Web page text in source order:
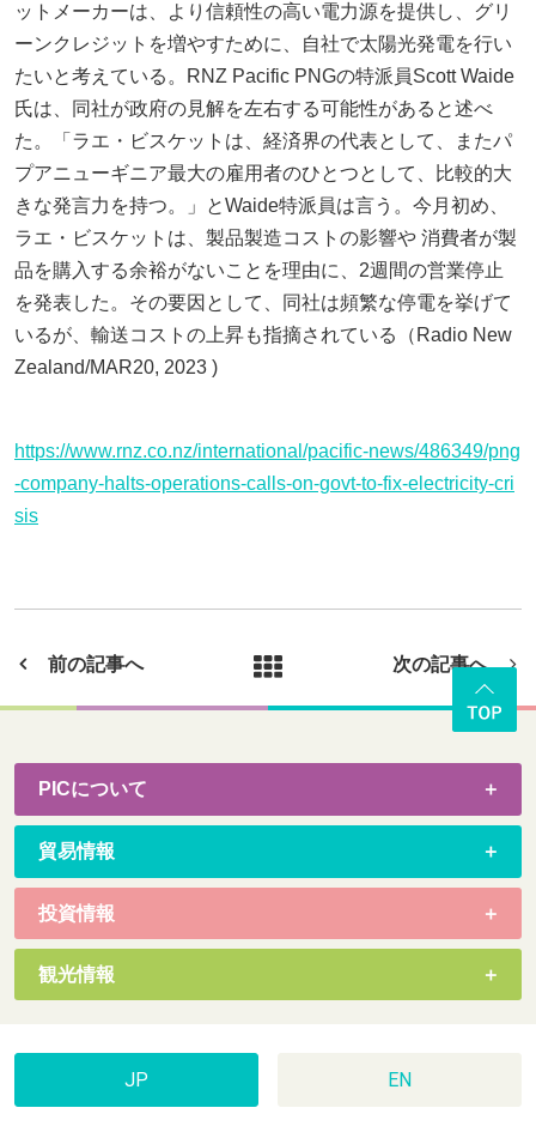
ットメーカーは、より信頼性の高い電力源を提供し、グリ
ーンクレジットを増やすために、自社で太陽光発電を行い
たいと考えている。RNZ Pacific PNGの特派員Scott Waide
氏は、同社が政府の見解を左右する可能性があると述べ
た。「ラエ・ビスケットは、経済界の代表として、またパ
プアニューギニア最大の雇用者のひとつとして、比較的大
きな発言力を持つ。」とWaide特派員は言う。今月初め、
ラエ・ビスケットは、製品製造コストの影響や 消費者が製
品を購入する余裕がないことを理由に、2週間の営業停止
を発表した。その要因として、同社は頻繁な停電を挙げて
いるが、輸送コストの上昇も指摘されている（Radio New
Zealand/MAR20, 2023 )
https://www.rnz.co.nz/international/pacific-news/486349/png
-company-halts-operations-calls-on-govt-to-fix-electricity-cri
sis
前の記事へ 次の記事へ
PICについて
貿易情報
投資情報
観光情報
JP EN